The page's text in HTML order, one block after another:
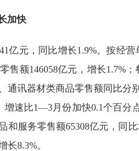
加快
亿元，同比增长1.9%。按经营
售额146058亿元，增长1.7%
通讯器材类商品零售额同比分
增速比1—3月份加快0.1个百分
和服务零售额65308亿元，同
长8.3%。